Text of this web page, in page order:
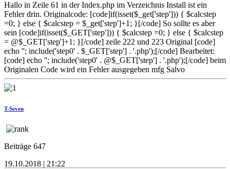
Hallo in Zeile 61 in der Index.php im Verzeichnis Install ist ein
Fehler drin. Originalcode: [code]if(isset($_get['step'])) { $calcstep
=0; } else { $calcstep = $_get['step']+1; }[/code] So sollte es aber
sein [code]if(isset($_GET['step'])) { $calcstep =0; } else { $calcstep
= @$_GET['step']+1; }[/code] zeile 222 und 223 Original [code]
echo ''; include('step0' . $_GET['step'] . '.php');[/code] Bearbeitet:
[code] echo ''; include('step0' . @$_GET['step'] . '.php');[/code] beim
Originalen Code wird ein Fehler ausgegeben mfg Salvo
T-Seven
Beiträge 647
19.10.2018 | 21:22